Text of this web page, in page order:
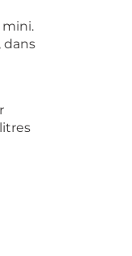
mini.
dans